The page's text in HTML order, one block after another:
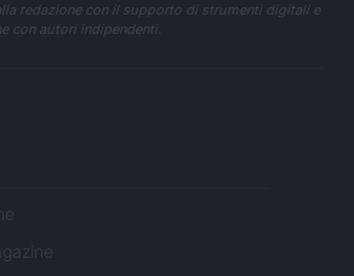
redazione con il supporto di strumenti digitali e
con autori indipendenti.